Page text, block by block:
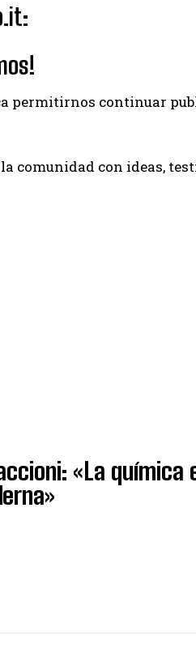
continuar
comunidad con ideas,
«La